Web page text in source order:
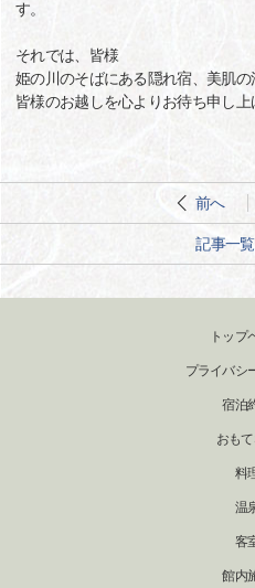
す。
それでは、皆様
姫の川のそばにある隠れ宿、美肌の
皆様のお越しを心よりお待ち申し上
前へ
記事一
トップ
プライバシ
宿泊
おも
料
温
客
館内